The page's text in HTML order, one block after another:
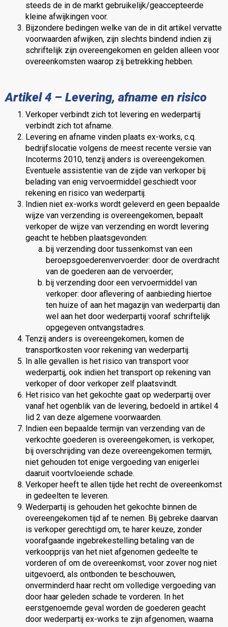
steeds de in de markt gebruikelijk/geaccepteerde
kleine afwijkingen voor.
Bijzondere bedingen welke van de in dit artikel vervatte
voorwaarden afwijken, zijn slechts bindend indien zij
schriftelijk zijn overeengekomen en gelden alleen voor
overeenkomsten waarop zij betrekking hebben.
Artikel 4 – Levering, afname en risico
Verkoper verbindt zich tot levering en wederpartij
verbindt zich tot afname.
Levering en afname vinden plaats ex-works, c.q.
bedrijfslocatie volgens de meest recente versie van
Incoterms 2010, tenzij anders is overeengekomen.
Eventuele assistentie van de zijde van verkoper bij
belading van enig vervoermiddel geschiedt voor
rekening en risico van wederpartij.
Indien niet ex-works wordt geleverd en geen bepaalde
wijze van verzending is overeengekomen, bepaalt
verkoper de wijze van verzending en wordt levering
geacht te hebben plaatsgevonden:
bij verzending door tussenkomst van een
beroepsgoederenvervoerder: door de overdracht
van de goederen aan de vervoerder;
bij verzending door een vervoermiddel van
verkoper: door aflevering of aanbieding hiertoe
ten huize of aan het magazijn van wederpartij dan
wel aan het door wederpartij vooraf schriftelijk
opgegeven ontvangstadres.
Tenzij anders is overeengekomen, komen de
transportkosten voor rekening van wederpartij.
In alle gevallen is het risico van transport voor
wederpartij, ook indien het transport op rekening van
verkoper of door verkoper zelf plaatsvindt.
Het risico van het gekochte gaat op wederpartij over
vanaf het ogenblik van de levering, bedoeld in artikel 4
lid 2 van deze algemene voorwaarden.
Indien een bepaalde termijn van verzending van de
verkochte goederen is overeengekomen, is verkoper,
bij overschrijding van deze overeengekomen termijn,
niet gehouden tot enige vergoeding van enigerlei
daaruit voortvloeiende schade.
Verkoper heeft te allen tijde het recht de overeenkomst
in gedeelten te leveren.
Wederpartij is gehouden het gekochte binnen de
overeengekomen tijd af te nemen. Bij gebreke daarvan
is verkoper gerechtigd om, te harer keuze, zonder
voorafgaande ingebrekestelling betaling van de
verkoopprijs van het niet afgenomen gedeelte te
vorderen of om de overeenkomst, voor zover nog niet
uitgevoerd, als ontbonden te beschouwen,
onverminderd haar recht om volledige vergoeding van
door haar geleden schade te vorderen. In het
eerstgenoemde geval worden de goederen geacht
door wederpartij ex-works te zijn afgenomen, waarna